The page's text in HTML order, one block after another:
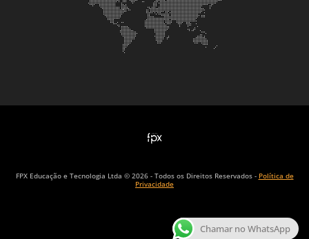
FPX Educação e Tecnologia Ltda © 2026 - Todos os Direitos Reservados - Política de
Privacidade
Chamar no WhatsApp